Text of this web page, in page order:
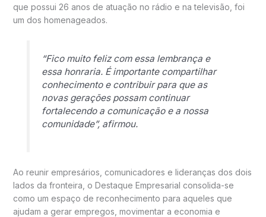
que possui 26 anos de atuação no rádio e na televisão, foi
um dos homenageados.
“Fico muito feliz com essa lembrança e
essa honraria. É importante compartilhar
conhecimento e contribuir para que as
novas gerações possam continuar
fortalecendo a comunicação e a nossa
comunidade”, afirmou.
Ao reunir empresários, comunicadores e lideranças dos dois
lados da fronteira, o Destaque Empresarial consolida-se
como um espaço de reconhecimento para aqueles que
ajudam a gerar empregos, movimentar a economia e